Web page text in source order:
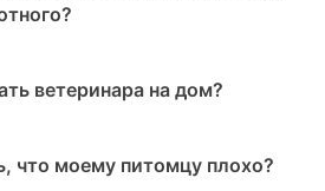
ветеринара на дом?
что моему питомцу плохо?